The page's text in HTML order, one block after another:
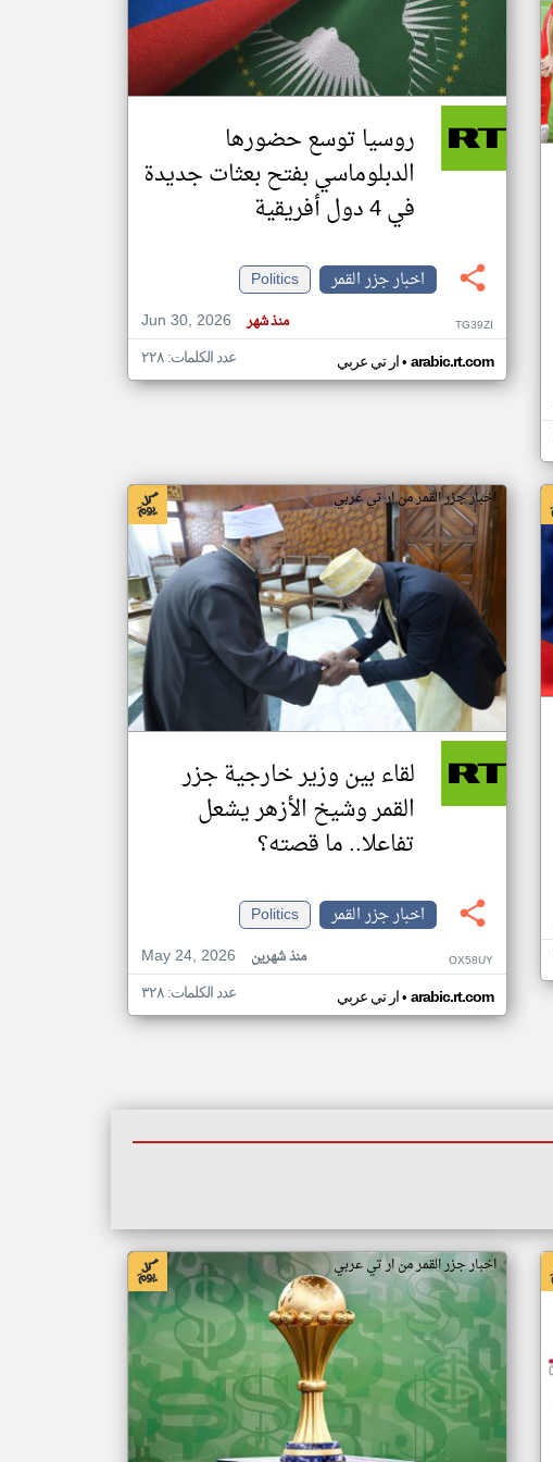
تغيير الدولة
اخبار جزر القمر على مدار الساعة
أهم اخبار جزر القمر العاجلة والمباشرة
روسيا توسع حضورها
الدبلوماسي بفتح بعثات جديدة
في 4 دول أفريقية
اخبار جزر القمر
Politics
Jun 30, 2026
منذ شهر TG39ZI
ار تي عربي• arabic.rt.com عدد الكلمات: ٢٢٨
اخبار جزر القمر من ار تي عربي
لقاء بين وزير خارجية جزر
القمر وشيخ الأزهر يشعل
تفاعلا.. ما قصته؟
اخبار جزر القمر
Politics
May 24, 2026
منذ شهرين OX58UY
ار تي عربي• arabic.rt.com عدد الكلمات: ٣٢٨
اخبار جزر القمر من ار تي عربي
klyoum.com